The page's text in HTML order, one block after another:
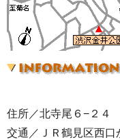
住所／北寺尾６−２４
交通／ＪＲ鶴見区西口